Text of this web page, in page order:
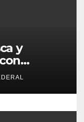
y
para el